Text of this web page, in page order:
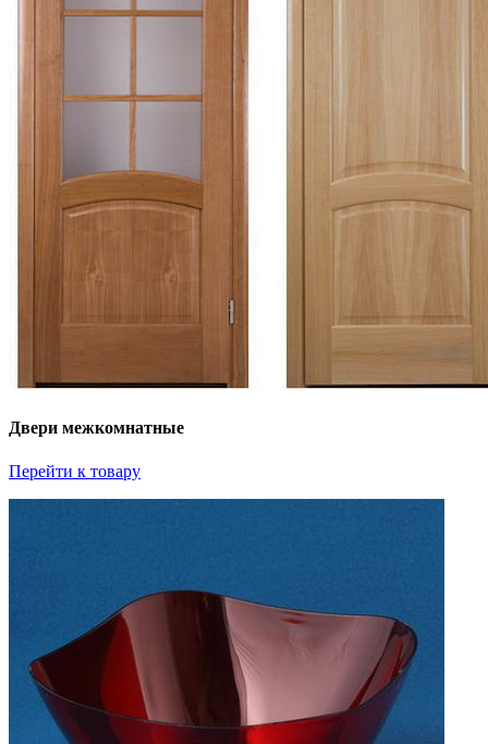
Двери межкомнатные
Перейти к товару